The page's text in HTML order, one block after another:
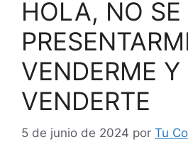
HOLA, NO SE
VENDERME Y
VENDERTE
5 de junio de 2024 por Tu